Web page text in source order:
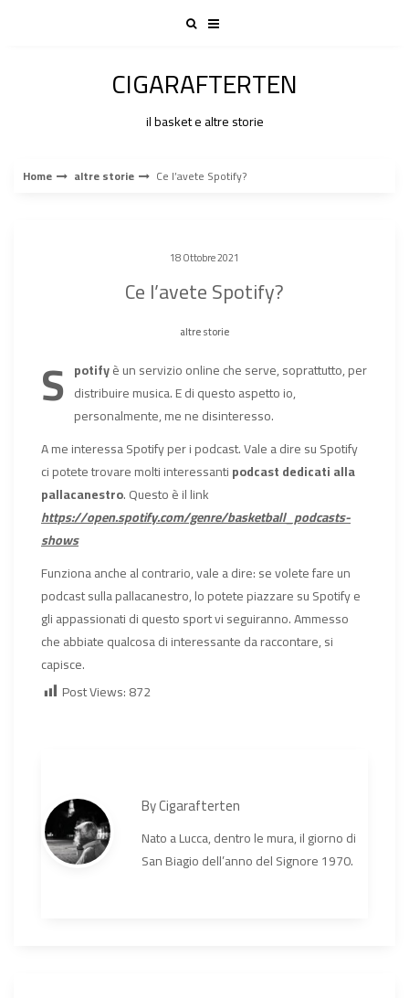
CIGARAFTERTEN
il basket e altre storie
Home altre storie Ce l’avete Spotify?
18 Ottobre 2021
Ce l’avete Spotify?
altre storie
S potifyè un servizio online che serve, soprattutto, per
distribuire musica. E di questo aspetto io,
personalmente, me ne disinteresso.
A me interessa Spotify per i podcast. Vale a dire su Spotify
ci potete trovare molti interessantipodcast dedicati alla
pallacanestro. Questo è il link
https://open.spotify.com/genre/basketball_podcasts-
shows
Funziona anche al contrario, vale a dire: se volete fare un
podcast sulla pallacanestro, lo potete piazzare su Spotify e
gli appassionati di questo sport vi seguiranno. Ammesso
che abbiate qualcosa di interessante da raccontare, si
capisce.
Post Views:872
ByCigarafterten
Nato a Lucca, dentro le mura, il giorno di
San Biagio dell’anno del Signore 1970.